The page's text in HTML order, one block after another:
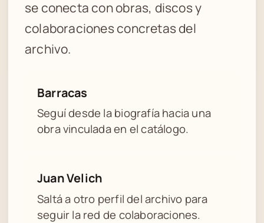
se conecta con obras, discos y
colaboraciones concretas del
archivo.
Barracas
Seguí desde la biografía hacia una
obra vinculada en el catálogo.
Juan Velich
Saltá a otro perfil del archivo para
seguir la red de colaboraciones.